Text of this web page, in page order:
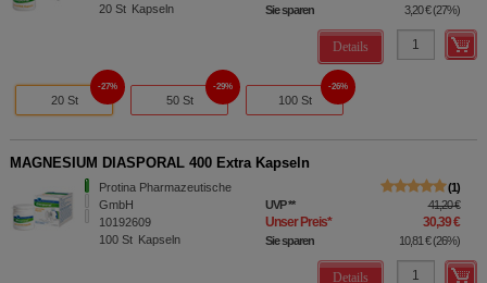
20 St Kapseln Sie sparen 3,20 €(27%)
Details
20 St
27%
50 St
29%
100 St
26%
MAGNESIUM DIASPORAL 400 Extra Kapseln
Protina Pharmazeutische
GmbH
10192609
100 St Kapseln
1
UVP** 41,20 €
Unser Preis* 30,39 €
Sie sparen 10,81 €(26%)
Details